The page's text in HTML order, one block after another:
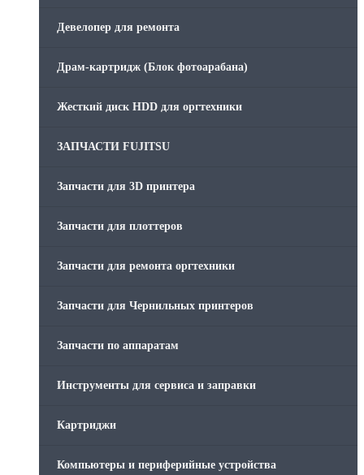
Девелопер для ремонта
Драм-картридж (Блок фотоарабана)
Жесткий диск HDD для оргтехники
ЗАПЧАСТИ FUJITSU
Запчасти для 3D принтера
Запчасти для плоттеров
Запчасти для ремонта оргтехники
Запчасти для Чернильных принтеров
Запчасти по аппаратам
Инструменты для сервиса и заправки
Картриджи
Компьютеры и периферийные устройства